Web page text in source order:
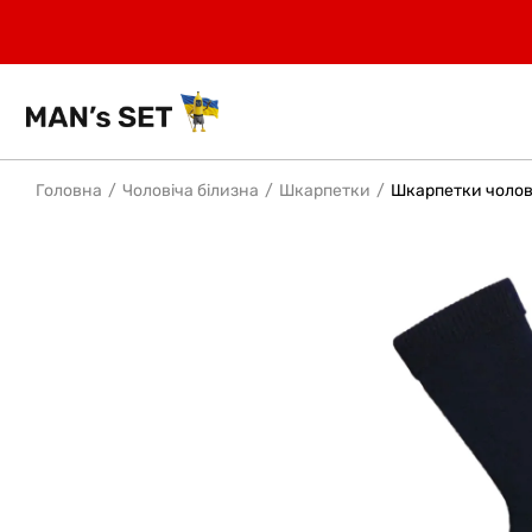
Головна Чоловіча білизна Шкарпетки Шкарпетки